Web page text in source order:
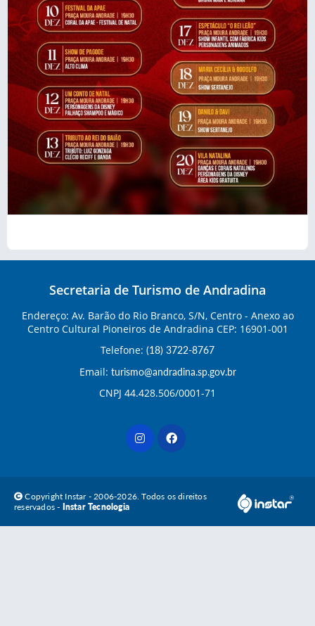
Secretaria de Turismo de Andradina
Endereço: Av. Barão do Rio Branco, S/N, Centro - Anexo ao
Centro Cultural Pioneiros de Andradina CEP: 16901-001
Telefone: (18) 3722-8767
Email: turismo@andradina.sp.gov.br
CNPJ 44.428.506/0001-71
Copyright Instar - 2006-2026. Todos os direitos
reservados - Instar Tecnologia